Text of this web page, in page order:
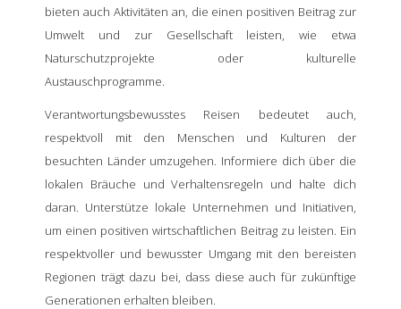
bieten auch Aktivitäten an, die einen positiven Beitrag zur
Umwelt und zur Gesellschaft leisten, wie etwa
Naturschutzprojekte oder kulturelle
Austauschprogramme.
Verantwortungsbewusstes Reisen bedeutet auch,
respektvoll mit den Menschen und Kulturen der
besuchten Länder umzugehen. Informiere dich über die
lokalen Bräuche und Verhaltensregeln und halte dich
daran. Unterstütze lokale Unternehmen und Initiativen,
um einen positiven wirtschaftlichen Beitrag zu leisten. Ein
respektvoller und bewusster Umgang mit den bereisten
Regionen trägt dazu bei, dass diese auch für zukünftige
Generationen erhalten bleiben.